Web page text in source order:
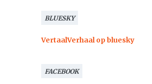
BLUESKY
VertaalVerhaal op bluesky
FACEBOOK